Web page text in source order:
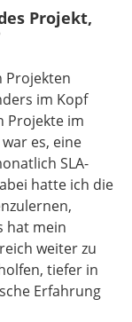
Projekt,
Projekten
im Kopf
Projekte im
es, eine
SLA-
hatte ich die
hat mein
weiter zu
tiefer in
Erfahrung